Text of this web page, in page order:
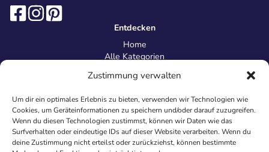
Zustimmung verwalten
Um dir ein optimales Erlebnis zu bieten, verwenden wir Technologien wie
Cookies, um Geräteinformationen zu speichern und/oder darauf zuzugreifen.
Wenn du diesen Technologien zustimmst, können wir Daten wie das
Surfverhalten oder eindeutige IDs auf dieser Website verarbeiten. Wenn du
deine Zustimmung nicht erteilst oder zurückziehst, können bestimmte
Entdecken
Home
Alle Kategorien
Information
Über uns
Kontakt
Inhaltsrichtlinien
Recht & Datenschutz